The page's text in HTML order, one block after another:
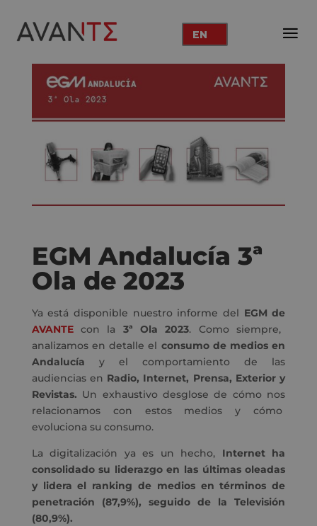
EN
EGM Andalucía 3ª
Ola de 2023
Ya está disponible nuestro informe del EGM de
AVANTEcon la 3ª Ola 2023. Como siempre,
analizamos en detalle el consumo de medios en
Andalucía y el comportamiento de las
audiencias en Radio, Internet, Prensa, Exterior y
Revistas. Un exhaustivo desglose de cómo nos
relacionamos con estos medios y cómo
evoluciona su consumo.
La digitalización ya es un hecho, Internet ha
consolidado su liderazgo en las últimas oleadas
y lidera el ranking de medios en términos de
penetración (87,9%), seguido de la Televisión
(80,9%).